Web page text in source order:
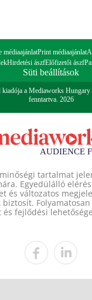
médiaajánlatPrint médiaajánlat
Hirdetési ászfElőfizetői ászf
Süti beállítások
kiadója a Mediaworks
fenntartva. 2026
tartalmat
Egyedülálló
és változatos
Folyamatosan
fejlődési